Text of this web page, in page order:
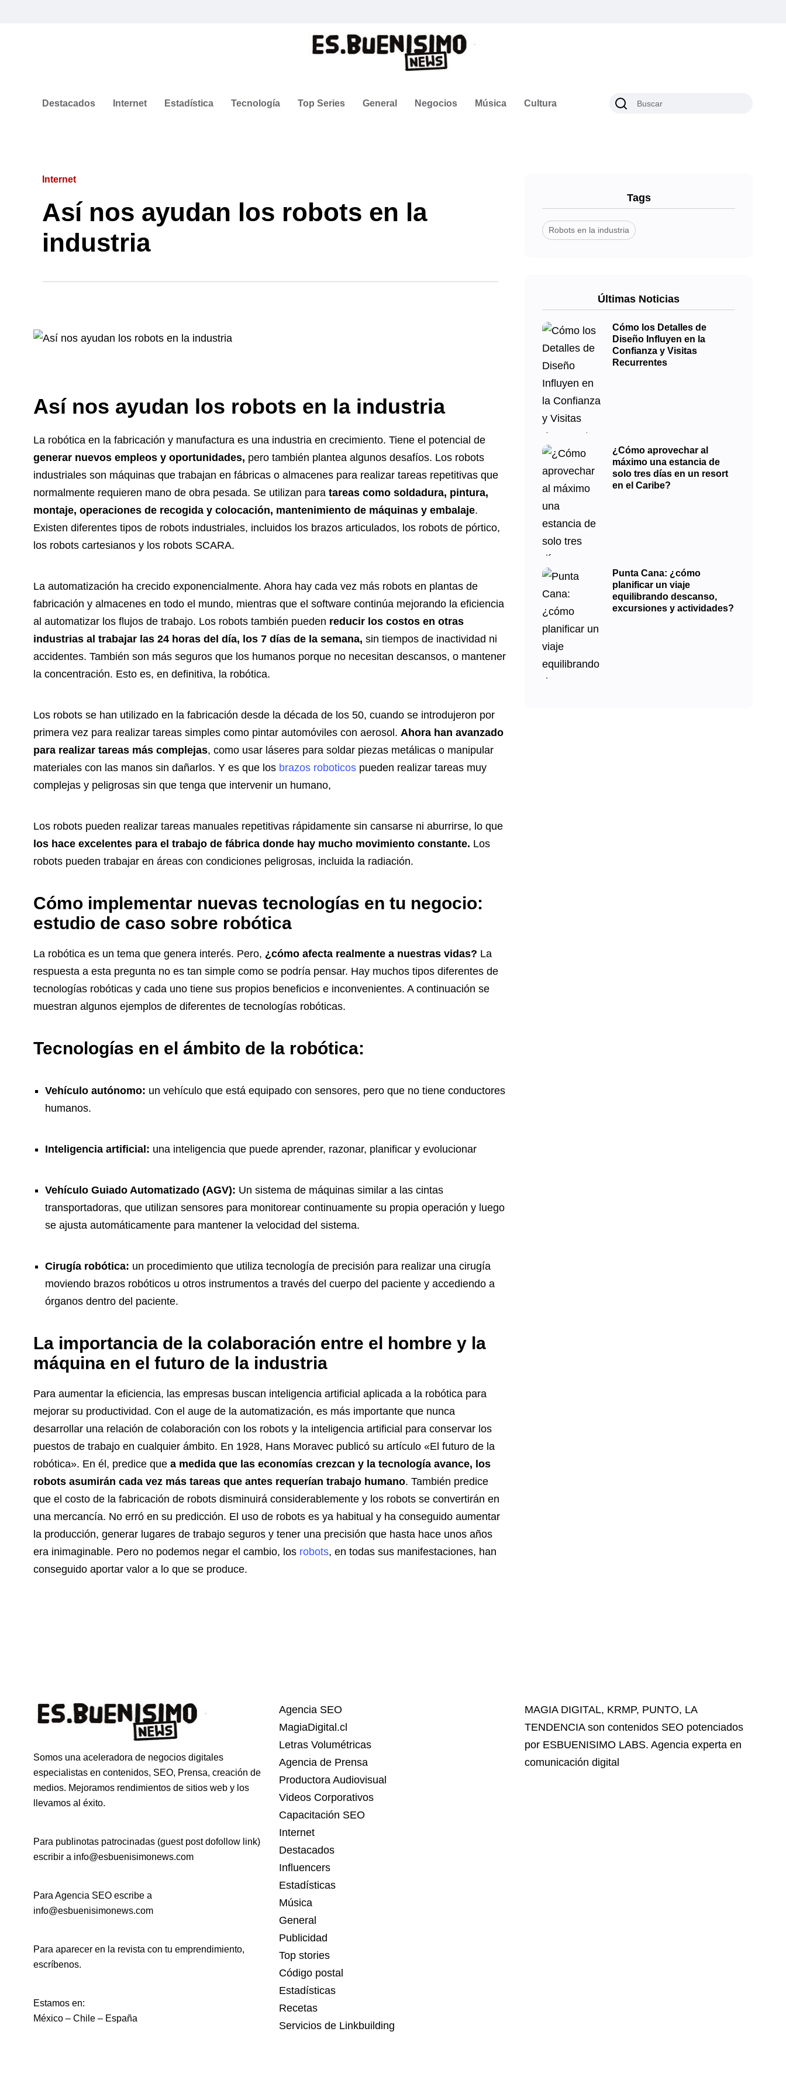
Destacados Internet Estadística Tecnología Top Series General Negocios Música Cultura
Internet
Así nos ayudan los robots en la
industria
Así nos ayudan los robots en la industria
La robótica en la fabricación y manufactura es una industria en crecimiento. Tiene el potencial de
generar nuevos empleos y oportunidades, pero también plantea algunos desafíos. Los robots
industriales son máquinas que trabajan en fábricas o almacenes para realizar tareas repetitivas que
normalmente requieren mano de obra pesada. Se utilizan para tareas como soldadura, pintura,
montaje, operaciones de recogida y colocación, mantenimiento de máquinas y embalaje.
Existen diferentes tipos de robots industriales, incluidos los brazos articulados, los robots de pórtico,
los robots cartesianos y los robots SCARA.
La automatización ha crecido exponencialmente. Ahora hay cada vez más robots en plantas de
fabricación y almacenes en todo el mundo, mientras que el software continúa mejorando la eficiencia
al automatizar los flujos de trabajo. Los robots también pueden reducir los costos en otras
industrias al trabajar las 24 horas del día, los 7 días de la semana, sin tiempos de inactividad ni
accidentes. También son más seguros que los humanos porque no necesitan descansos, o mantener
la concentración. Esto es, en definitiva, la robótica.
Los robots se han utilizado en la fabricación desde la década de los 50, cuando se introdujeron por
primera vez para realizar tareas simples como pintar automóviles con aerosol. Ahora han avanzado
para realizar tareas más complejas, como usar láseres para soldar piezas metálicas o manipular
materiales con las manos sin dañarlos. Y es que los brazos roboticos pueden realizar tareas muy
complejas y peligrosas sin que tenga que intervenir un humano,
Los robots pueden realizar tareas manuales repetitivas rápidamente sin cansarse ni aburrirse, lo que
los hace excelentes para el trabajo de fábrica donde hay mucho movimiento constante. Los
robots pueden trabajar en áreas con condiciones peligrosas, incluida la radiación.
Cómo implementar nuevas tecnologías en tu negocio:
estudio de caso sobre robótica
La robótica es un tema que genera interés. Pero, ¿cómo afecta realmente a nuestras vidas? La
respuesta a esta pregunta no es tan simple como se podría pensar. Hay muchos tipos diferentes de
tecnologías robóticas y cada uno tiene sus propios beneficios e inconvenientes. A continuación se
muestran algunos ejemplos de diferentes de tecnologías robóticas.
Tecnologías en el ámbito de la robótica:
Vehículo autónomo: un vehículo que está equipado con sensores, pero que no tiene conductores
humanos.
Inteligencia artificial: una inteligencia que puede aprender, razonar, planificar y evolucionar
Vehículo Guiado Automatizado (AGV): Un sistema de máquinas similar a las cintas
transportadoras, que utilizan sensores para monitorear continuamente su propia operación y luego
se ajusta automáticamente para mantener la velocidad del sistema.
Cirugía robótica: un procedimiento que utiliza tecnología de precisión para realizar una cirugía
moviendo brazos robóticos u otros instrumentos a través del cuerpo del paciente y accediendo a
órganos dentro del paciente.
La importancia de la colaboración entre el hombre y la
máquina en el futuro de la industria
Para aumentar la eficiencia, las empresas buscan inteligencia artificial aplicada a la robótica para
mejorar su productividad. Con el auge de la automatización, es más importante que nunca
desarrollar una relación de colaboración con los robots y la inteligencia artificial para conservar los
puestos de trabajo en cualquier ámbito. En 1928, Hans Moravec publicó su artículo «El futuro de la
robótica». En él, predice que a medida que las economías crezcan y la tecnología avance, los
robots asumirán cada vez más tareas que antes requerían trabajo humano. También predice
que el costo de la fabricación de robots disminuirá considerablemente y los robots se convertirán en
una mercancía. No erró en su predicción. El uso de robots es ya habitual y ha conseguido aumentar
la producción, generar lugares de trabajo seguros y tener una precisión que hasta hace unos años
era inimaginable. Pero no podemos negar el cambio, los robots, en todas sus manifestaciones, han
conseguido aportar valor a lo que se produce.
Tags
Robots en la industria
Últimas Noticias
Cómo los Detalles de
Diseño Influyen en la
Confianza y Visitas
Recurrentes
¿Cómo aprovechar al
máximo una estancia de
solo tres días en un resort
en el Caribe?
Punta Cana: ¿cómo
planificar un viaje
equilibrando descanso,
excursiones y actividades?
Somos una aceleradora de negocios digitales
especialistas en contenidos, SEO, Prensa, creación de
medios. Mejoramos rendimientos de sitios web y los
llevamos al éxito.
Para publinotas patrocinadas (guest post dofollow link)
escribir a info@esbuenisimonews.com
Para Agencia SEO escribe a
info@esbuenisimonews.com
Para aparecer en la revista con tu emprendimiento,
escríbenos.
Estamos en:
México – Chile – España
Agencia SEO
MagiaDigital.cl
Letras Volumétricas
Agencia de Prensa
Productora Audiovisual
Videos Corporativos
Capacitación SEO
Internet
Destacados
Influencers
Estadísticas
Música
General
Publicidad
Top stories
Código postal
Estadísticas
Recetas
Servicios de Linkbuilding
MAGIA DIGITAL, KRMP, PUNTO, LA
TENDENCIAson contenidos SEO potenciados
por ESBUENISIMO LABS. Agencia experta en
comunicación digital